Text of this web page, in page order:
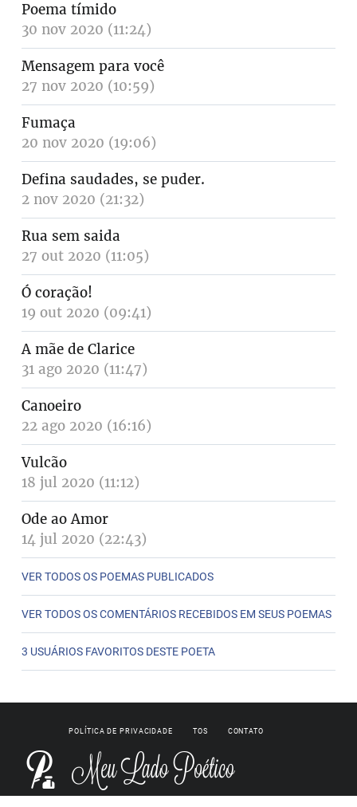
Poema tímido
30 nov 2020 (11:24)
Mensagem para você
27 nov 2020 (10:59)
Fumaça
20 nov 2020 (19:06)
Defina saudades, se puder.
2 nov 2020 (21:32)
Rua sem saida
27 out 2020 (11:05)
Ó coração!
19 out 2020 (09:41)
A mãe de Clarice
31 ago 2020 (11:47)
Canoeiro
22 ago 2020 (16:16)
Vulcão
18 jul 2020 (11:12)
Ode ao Amor
14 jul 2020 (22:43)
VER TODOS OS POEMAS PUBLICADOS
VER TODOS OS COMENTÁRIOS RECEBIDOS EM SEUS POEMAS
3 USUÁRIOS FAVORITOS DESTE POETA
POLÍTICA DE PRIVACIDADE TOS CONTATO